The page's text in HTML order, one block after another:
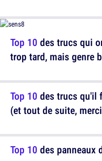
Top 10 des trucs qu'il
(et tout de suite,
Top 10 des trucs qui
trop tard, mais genre
Top 10 des panneaux